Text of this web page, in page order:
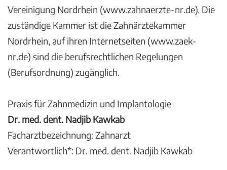
Vereinigung Nordrhein (www.zahnaerzte-nr.de). Die
zuständige Kammer ist die Zahnärztekammer
Nordrhein, auf ihren Internetseiten (www.zaek-
nr.de) sind die berufsrechtlichen Regelungen
(Berufsordnung) zugänglich.
Praxis für Zahnmedizin und Implantologie
Dr. med. dent. Nadjib Kawkab
Facharztbezeichnung: Zahnarzt
Verantwortlich*: Dr. med. dent. Nadjib Kawkab